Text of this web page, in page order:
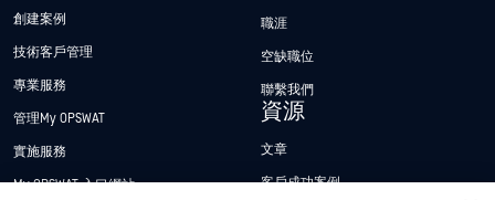
創建案例
技術客戶管理
專業服務
管理My OPSWAT
實施服務
My OPSWAT 入口網站
職涯
空缺職位
聯繫我們
資源
文章
客戶成功案例